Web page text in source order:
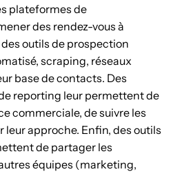
plateformes de
des rendez-vous à
outils de prospection
scraping, réseaux
base de contacts. Des
reporting leur permettent de
commerciale, de suivre les
leur approche. Enfin, des outils
de partager les
équipes (marketing,